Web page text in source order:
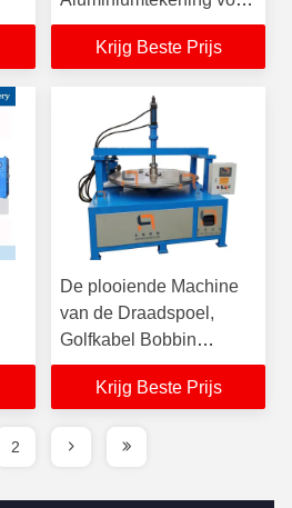
Tweeling/Dubbele
Draden RBD
Krijg Beste Prijs
De plooiende Machine
van de Draadspoel,
Golfkabel Bobbin
Making Machine
Krijg Beste Prijs
2